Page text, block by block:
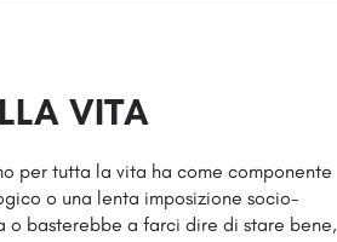
VITA
per tutta la vita ha come componente
o una lenta imposizione socio-
o basterebbe a farci dire di stare bene,